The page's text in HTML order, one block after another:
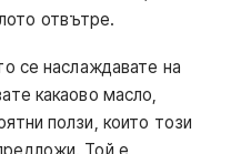
отвътре.
се наслаждавате на
какаово масло,
ползи, които този